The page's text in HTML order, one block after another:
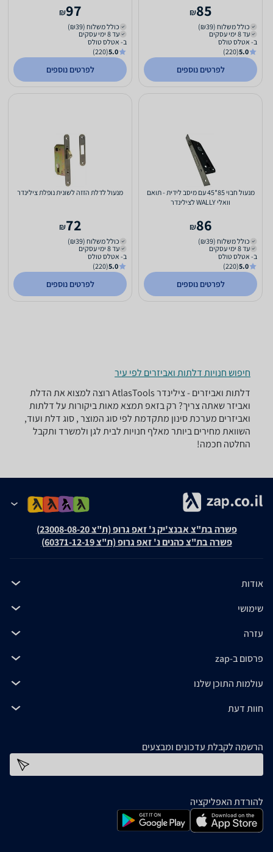
85
₪
כולל משלוח (₪39)
עד 8 ימי עסקים
ב- אטלס טולס
5.0
(220)
לפרטים נוספים
97
₪
כולל משלוח (₪39)
עד 8 ימי עסקים
ב- אטלס טולס
5.0
(220)
לפרטים נוספים
מנעול חבוי 85*45 עם מיסב לידית - תואם
וואלי WALLY לצילינדר
86
₪
כולל משלוח (₪39)
עד 8 ימי עסקים
ב- אטלס טולס
5.0
(220)
לפרטים נוספים
מנעול לדלת הזזה לשונית נופלת צילינדר
72
₪
כולל משלוח (₪39)
עד 8 ימי עסקים
ב- אטלס טולס
5.0
(220)
לפרטים נוספים
חיפוש חנויות דלתות ואביזרים לפי עיר
דלתות ואביזרים - ‏צילינדר ‏AtlasTools רוצה למצוא את הדלת
ואביזר שאתה צריך? רק בזאפ תמצא מאות ביקורות על דלתות
ואביזרים מערכת סינון מתקדמת לפי סוג המוצר , סוג דלת ועוד,
השוואת מחירים ביותר מאלף חנויות לבית לגן ולמשרד ותקבל
החלטה חכמה!
פשרה בת"צ אבנצ'יק נ' זאפ גרופ (ת"צ 23008-08-20)
פשרה בת"צ כהנים נ' זאפ גרופ (ת"צ 60371-12-19)
אודות
שימושי
עזרה
פרסום ב-zap
עולמות התוכן שלנו
חוות דעת
הרשמה לקבלת עדכונים ומבצעים
להורדת האפליקציה